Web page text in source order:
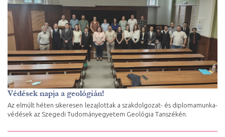
Védések napja a geológián!
Az elmúlt héten sikeresen lezajlottak a szakdolgozat- és diplomamunka-
védések az Szegedi Tudományegyetem Geológia Tanszékén.